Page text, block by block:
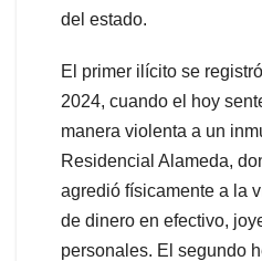
del estado.
El primer ilícito se
2024, cuando el hoy
manera violenta a un
Residencial Alameda,
agredió físicamente a la
de dinero en efectivo,
personales. El segundo